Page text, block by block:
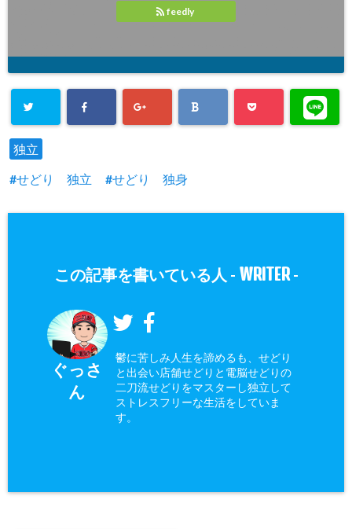
feedly
独立
せどり 独立
せどり 独身
この記事を書いている人 - WRITER-
ぐっさ
ん
鬱に苦しみ人生を諦めるも、せどり
と出会い店舗せどりと電脳せどりの
二刀流せどりをマスターし独立して
ストレスフリーな生活をしていま
す。